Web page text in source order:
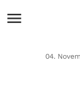
04.